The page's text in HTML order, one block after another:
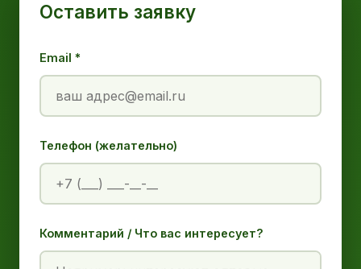
Оставить заявку
Email *
Телефон (желательно)
Комментарий / Что вас интересует?